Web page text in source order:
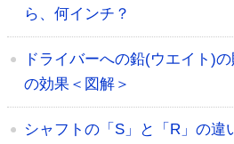
ら、何インチ？
ドライバーへの鉛(ウエイト)
の効果＜図解＞
シャフトの「S」と「R」の違